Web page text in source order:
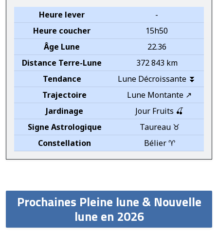
Heure lever
-
Heure coucher
15h50
Âge Lune
22.36
Distance Terre-Lune
372 843 km
Tendance
Lune Décroissante ⏬
Trajectoire
Lune Montante ↗️
Jardinage
Jour Fruits 🍒
Signe Astrologique
Taureau ♉
Constellation
Bélier ♈
Prochaines Pleine lune & Nouvelle
lune en 2026